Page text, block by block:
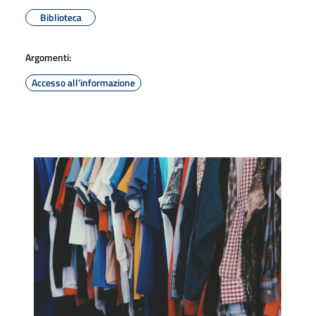
Biblioteca
Argomenti:
Accesso all'informazione